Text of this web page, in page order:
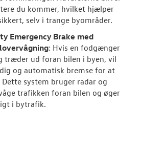
VÆRKSTED
SKADECENTER
TILBEHØR
du kommer, hvilket hjælper
selv i trange byområder.
Emergency Brake med
: Hvis en fodgænger
træder ud foran bilen i byen, vil
og automatisk bremse for at
system bruger radar og
trafikken foran bilen og øger
i bytrafik.